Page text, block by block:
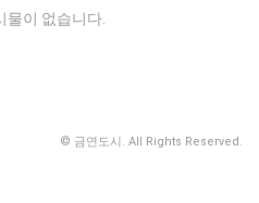
물이 없습니다.
© 금연도시. All Rights Reserved.